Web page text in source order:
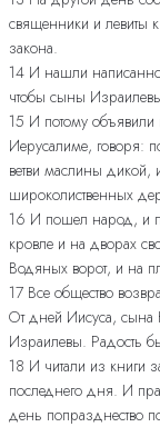
священники и левиты
закона.
14 И нашли
чтобы сыны
15 И потому объявили
Иерусалиме, говоря:
ветви маслины дикой,
широколиственных
16 И пошел народ, и
кровле и на дворах
Водяных ворот, и на
17 Все общество
От дней Иисуса, сына
Израилевы. Радость
18 И читали из книги
последнего дня. И
день попразднество